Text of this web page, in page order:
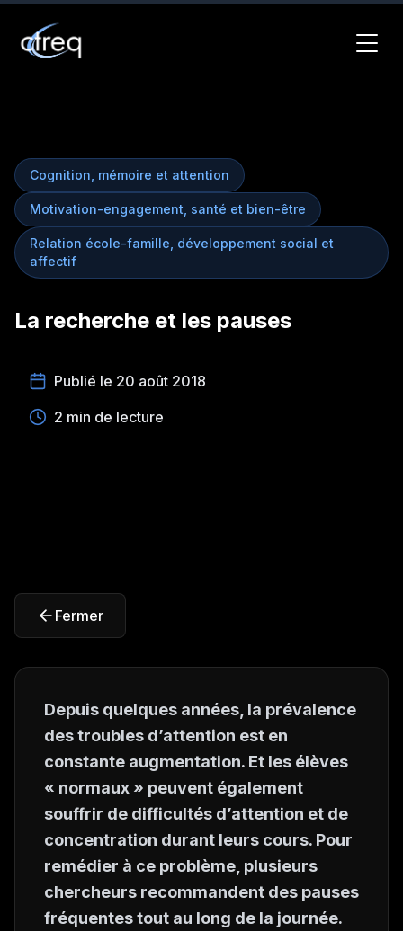
Cognition, mémoire et attention
Motivation-engagement, santé et bien-être
Relation école-famille, développement social et
affectif
La recherche et les pauses
Publié le 20 août 2018
2 min de lecture
Fermer
Depuis quelques années, la prévalence
des troubles d’attention est en
constante augmentation. Et les élèves
« normaux » peuvent également
souffrir de difficultés d’attention et de
concentration durant leurs cours. Pour
remédier à ce problème, plusieurs
chercheurs recommandent des pauses
fréquentes tout au long de la journée.